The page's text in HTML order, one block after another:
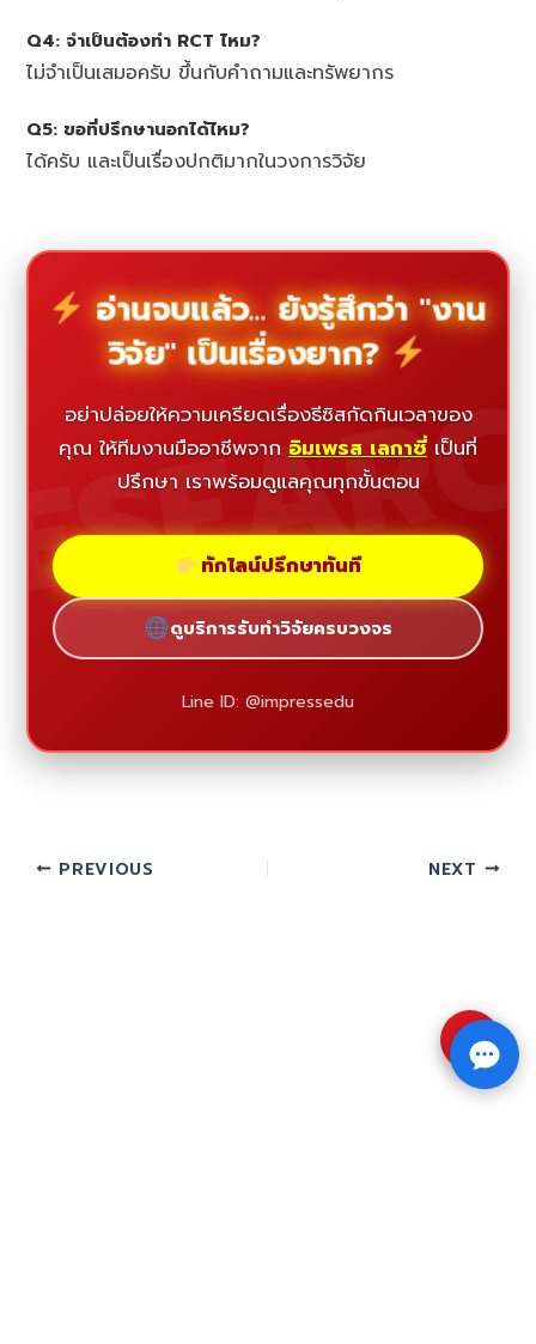
Q4: จำเป็นต้องทำ RCT ไหม?
ไม่จำเป็นเสมอครับ ขึ้นกับคำถามและทรัพยากร
Q5: ขอที่ปรึกษานอกได้ไหม?
ได้ครับ และเป็นเรื่องปกติมากในวงการวิจัย
อ่านจบแล้ว... ยังรู้สึกว่า "งาน
วิจัย" เป็นเรื่องยาก?
อย่าปล่อยให้ความเครียดเรื่องธีซิสกัดกินเวลาของ
คุณ ให้ทีมงานมืออาชีพจาก อิมเพรส เลกาซี่ เป็นที่
ปรึกษา เราพร้อมดูแลคุณทุกขั้นตอน
ทักไลน์ปรึกษาทันที
ดูบริการรับทำวิจัยครบวงจร
Line ID: @impressedu
PREVIOUS NEXT
⇧